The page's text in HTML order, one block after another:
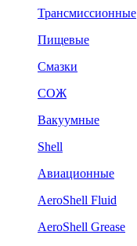
Трансмиссионные
Пищевые
Смазки
СОЖ
Вакуумные
Shell
Авиационные
AeroShell Fluid
AeroShell Grease